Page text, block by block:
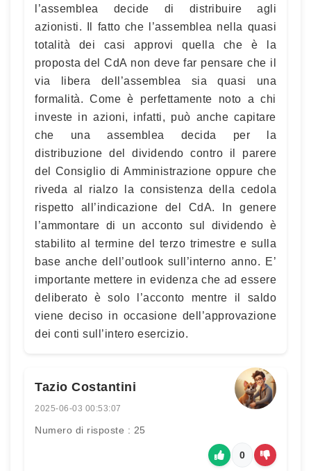
l’assemblea decide di distribuire agli
azionisti. Il fatto che l’assemblea nella quasi
totalità dei casi approvi quella che è la
proposta del CdA non deve far pensare che il
via libera dell’assemblea sia quasi una
formalità. Come è perfettamente noto a chi
investe in azioni, infatti, può anche capitare
che una assemblea decida per la
distribuzione del dividendo contro il parere
del Consiglio di Amministrazione oppure che
riveda al rialzo la consistenza della cedola
rispetto all’indicazione del CdA. In genere
l’ammontare di un acconto sul dividendo è
stabilito al termine del terzo trimestre e sulla
base anche dell’outlook sull’interno anno. E’
importante mettere in evidenza che ad essere
deliberato è solo l’acconto mentre il saldo
viene deciso in occasione dell’approvazione
dei conti sull’intero esercizio.
Tazio Costantini
2025-06-03 00:53:07
Numero di risposte : 25
0